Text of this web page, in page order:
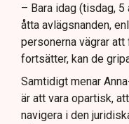
– Bara idag (tisdag,
åtta avlägsnanden,
personerna vägrar
fortsätter, kan de
Samtidigt menar
är att vara opartisk,
navigera i den